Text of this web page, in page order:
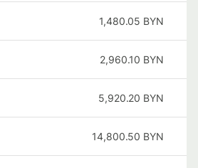
1,480.05 BYN
2,960.10 BYN
5,920.20 BYN
14,800.50 BYN